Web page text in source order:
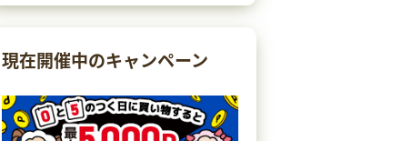
現在開催中のキャンペーン